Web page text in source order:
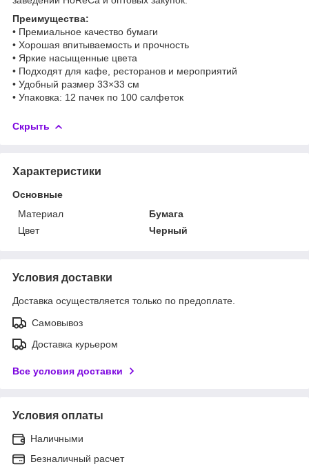
Преимущества:
• Премиальное качество бумаги
• Хорошая впитываемость и прочность
• Яркие насыщенные цвета
• Подходят для кафе, ресторанов и мероприятий
• Удобный размер 33×33 см
• Упаковка: 12 пачек по 100 салфеток
Скрыть
Характеристики
Основные
Материал
Бумага
Цвет
Черный
Условия доставки
Доставка осуществляется только по предоплате.
Самовывоз
Доставка курьером
Все условия доставки
Условия оплаты
Наличными
Безналичный расчет